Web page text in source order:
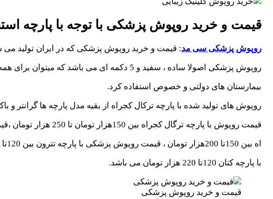
قیمت و خرید روپوش پزشکی با توجه با پارچه
روپوش پزشکی سی مد: قیمت و خرید روپوش پزشکی که در ایران تولید می
روپوش پزشکی اصولا ساده ، سفید و 5 دکمه ای می باشد که میتوان برای همه جا مثل داروخانه، آزمایشگاه و
بیمارستان های دولتی و خصوص استفاده کرد.
روپوش های تولید شده با پارچه ترکال کجراه از بقیه مدل پارچه ها گرانتر و
قیمت روپوش با پارچه ترگال کجراه بین 150هزار تومان تا 250 هزار تومان ،قیمت روپوش پزشکی با پارچه ترگال کجر
اه بین 150تا 200هزار تومان ، قیمت روپوش پزشکی با پارچه تترون بین 120تا 170000 تومان و قیمت روپوش پزشکی
با پارچه کتان 120تا 220 هزار تومان می باشد.
قیمت و خرید روپوش پزشکی